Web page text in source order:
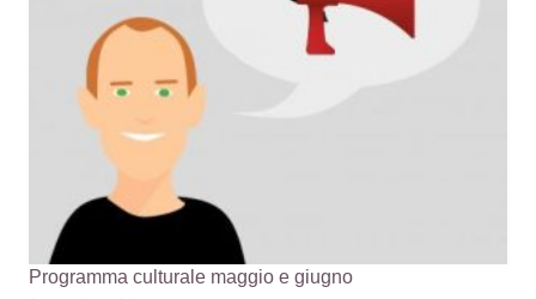
Programma culturale maggio e giugno